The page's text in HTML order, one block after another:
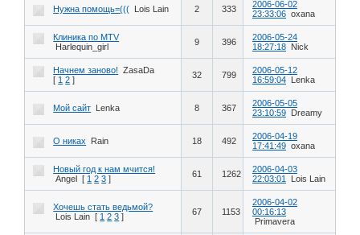
Нужна помощь=((( Lois Lain 2 333
2006-06-02
23:33:06 oxana
Клиника по MTV
Harlequin_girl
9 396
2006-05-24
18:27:18 Nick
Начнем заново!
ZasaDa
[ 1 2 ] 32 799
2006-05-12
16:59:04
Lenka
Мой сайт Lenka 8 367
2006-05-05
23:10:59
Dreamy
О никах Rain 18 492
2006-04-19
17:41:49 oxana
Новый год к нам мчится!
Angel
[ 1 2 3 ] 61 1262
2006-04-03
22:03:01
Lois Lain
Хочешь стать ведьмой?
Lois Lain [ 1 2 3 ] 67 1153
2006-04-02
00:16:13
Primavera